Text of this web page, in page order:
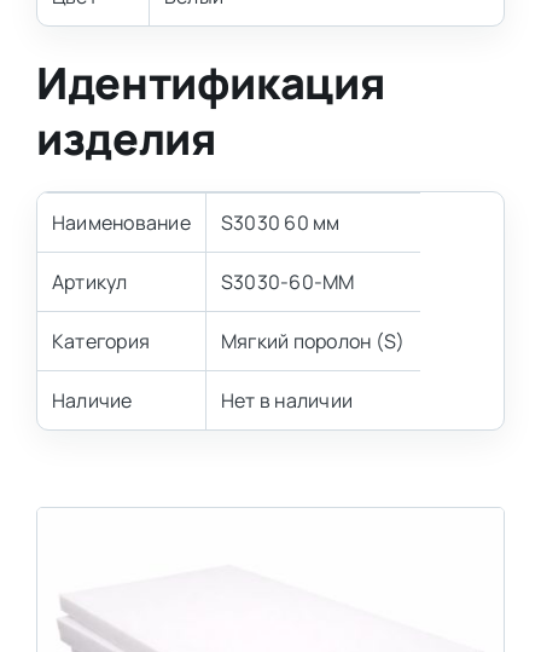
Идентификация
изделия
Наименование S3030 60 мм
Артикул S3030-60-MM
Категория Мягкий поролон (S)
Наличие Нет в наличии